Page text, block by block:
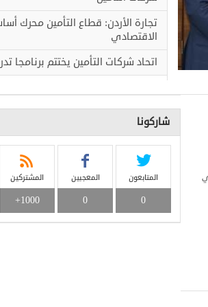
تجارة الأردن: قطاع التأمين محرك
الاقتصادي
اتحاد شركات التأمين يختتم برنامجا
شاركونا
المتابعون
0
المعجبين
0
المشتركين
1000+